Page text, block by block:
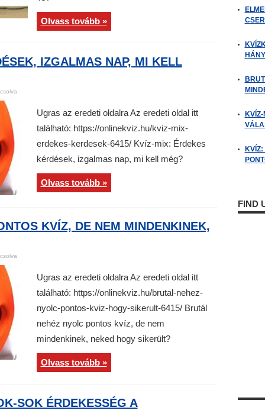
Olvass tovább »
IZGALMAS NAP, MI KELL
Ugras az eredeti oldalra Az eredeti oldal itt
található: https://onlinekviz.hu/kviz-mix-
erdekes-kerdesek-6415/ Kvíz-mix: Érdekes
kérdések, izgalmas nap, mi kell még?
Olvass tovább »
KVÍZ, DE NEM MINDENKINEK,
Ugras az eredeti oldalra Az eredeti oldal itt
található: https://onlinekviz.hu/brutal-nehez-
nyolc-pontos-kviz-hogy-sikerult-6415/ Brutál
nehéz nyolc pontos kvíz, de nem
mindenkinek, neked hogy sikerült?
Olvass tovább »
SOK ÉRDEKESSÉG A
FIND